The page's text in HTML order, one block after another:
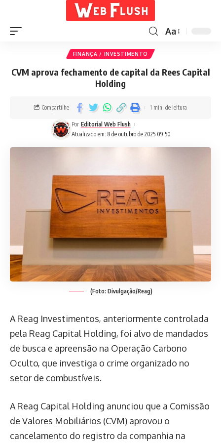
Aa
FINANÇA / INVESTIMENTO
CVM aprova fechamento de capital da Rees Capital
Holding
Atualizado em: 8 de outubro de 2025 09:50
Por Editorial Web Flush
Compartilhe 1 min. de leitura
(Foto: Divulgação/Reag)
A Reag Investimentos, anteriormente controlada
pela Reag Capital Holding, foi alvo de mandados
de busca e apreensão na Operação Carbono
Oculto, que investiga o crime organizado no
setor de combustíveis.
A Reag Capital Holding anunciou que a Comissão
de Valores Mobiliários (CVM) aprovou o
cancelamento do registro da companhia na